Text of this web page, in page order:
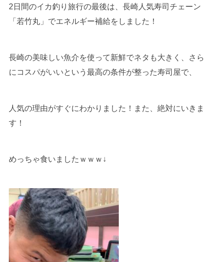
2日間のイカ釣り旅行の最後は、長崎人気寿司チェーン
「若竹丸」でエネルギー補給をしました！
長崎の美味しい魚介を使って新鮮でネタも大きく、さら
にコスパがいいという最高の条件が整った寿司屋で、
人気の理由がすぐにわかりました！また、絶対にいきま
す！
めっちゃ食いましたｗｗｗ↓